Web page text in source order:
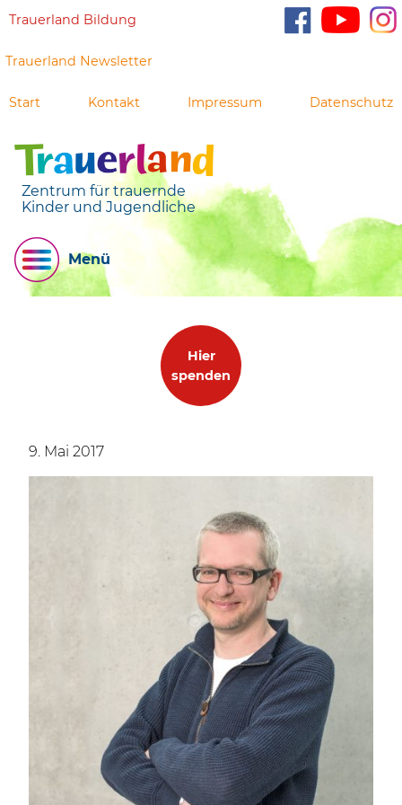
Trauerland Bildung
Trauerland Newsletter
Start Kontakt Impressum Datenschutz
Zentrum für trauernde
Kinder und Jugendliche
Menü
Hier
spenden
9. Mai 2017